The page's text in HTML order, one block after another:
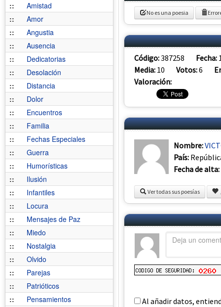
::
Amistad
::
Amor
::
Angustia
::
Ausencia
::
Dedicatorias
::
Desolación
::
Distancia
::
Dolor
::
Encuentros
::
Familia
::
Fechas Especiales
::
Guerra
::
Humorísticas
::
Ilusión
::
Infantiles
::
Locura
::
Mensajes de Paz
::
Miedo
::
Nostalgia
::
Olvido
::
Parejas
::
Patrióticos
::
Pensamientos
No es una poesia
Código:387258 Fecha:
Media: 10 Votos:6
Valoración:
Nombre:
País:
Fecha de alta:
Ver todas sus poesías
Al añadir datos,